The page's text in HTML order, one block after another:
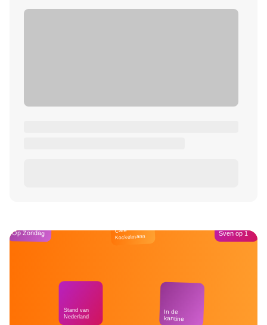
Op Zondag
Stand van
Nederland
Café
Kockelmann
In de
kantine
Sven op 1